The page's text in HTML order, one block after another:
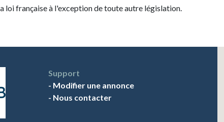
loi française à l'exception de toute autre législation.
Support
- Modifier une annonce
- Nous contacter